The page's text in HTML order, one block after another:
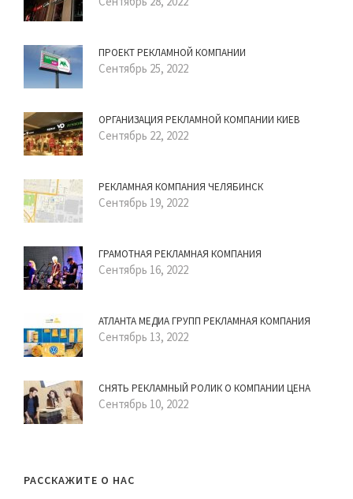
ПРОЕКТ РЕКЛАМНОЙ КОМПАНИИ
Сентябрь 25, 2022
ОРГАНИЗАЦИЯ РЕКЛАМНОЙ КОМПАНИИ КИЕВ
Сентябрь 22, 2022
РЕКЛАМНАЯ КОМПАНИЯ ЧЕЛЯБИНСК
Сентябрь 19, 2022
ГРАМОТНАЯ РЕКЛАМНАЯ КОМПАНИЯ
Сентябрь 16, 2022
АТЛАНТА МЕДИА ГРУПП РЕКЛАМНАЯ КОМПАНИЯ
Сентябрь 13, 2022
СНЯТЬ РЕКЛАМНЫЙ РОЛИК О КОМПАНИИ ЦЕНА
Сентябрь 10, 2022
РАССКАЖИТЕ О НАС